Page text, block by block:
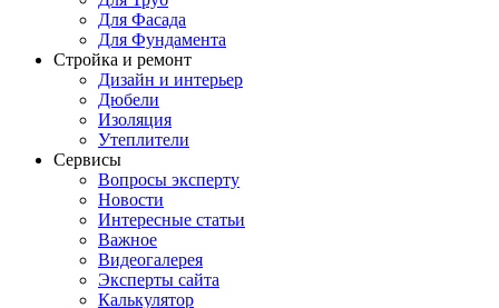
Для Фасада
Для Фундамента
Стройка и ремонт
Дизайн и интерьер
Дюбели
Изоляция
Утеплители
Сервисы
Вопросы эксперту
Новости
Интересные статьи
Важное
Видеогалерея
Эксперты сайта
Калькулятор